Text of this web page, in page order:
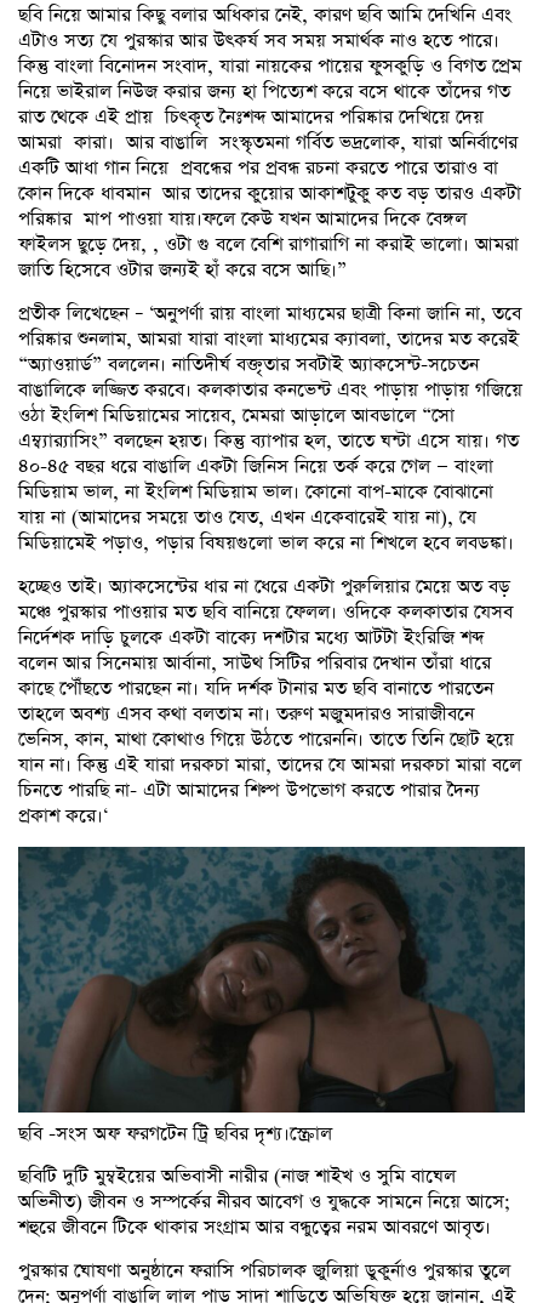
ছবি নিয়ে আমার কিছু বলার অধিকার নেই, কারণ ছবি আমি দেখিনি এবং
এটাও সত্য যে পুরস্কার আর উৎকর্ষ সব সময় সমার্থক নাও হতে পারে।
কিন্তু বাংলা বিনোদন সংবাদ, যারা নায়কের পায়ের ফুসকুড়ি ও বিগত প্রেম
নিয়ে ভাইরাল নিউজ করার জন্য হা পিত্যেশ করে বসে থাকে তাঁদের গত
রাত থেকে এই প্রায় চিৎকৃত নৈঃশব্দ আমাদের পরিষ্কার দেখিয়ে দেয়
আমরা কারা। আর বাঙালি সংস্কৃতমনা গর্বিত ভদ্রলোক, যারা অনির্বাণের
একটি আধা গান নিয়ে প্রবন্ধের পর প্রবন্ধ রচনা করতে পারে তারাও বা
কোন দিকে ধাবমান আর তাদের কুয়োর আকাশটুকু কত বড় তারও একটা
পরিষ্কার মাপ পাওয়া যায়।ফলে কেউ যখন আমাদের দিকে বেঙ্গল
ফাইলস ছুড়ে দেয়, , ওটা গু বলে বেশি রাগারাগি না করাই ভালো। আমরা
জাতি হিসেবে ওটার জন্যই হাঁ করে বসে আছি।”
প্রতীক লিখেছেন – ‘অনুপর্ণা রায় বাংলা মাধ্যমের ছাত্রী কিনা জানি না, তবে
পরিষ্কার শুনলাম, আমরা যারা বাংলা মাধ্যমের ক্যাবলা, তাদের মত করেই
“অ্যাওয়ার্ড” বললেন। নাতিদীর্ঘ বক্তৃতার সবটাই অ্যাকসেন্ট-সচেতন
বাঙালিকে লজ্জিত করবে। কলকাতার কনভেন্ট এবং পাড়ায় পাড়ায় গজিয়ে
ওঠা ইংলিশ মিডিয়ামের সায়েব, মেমরা আড়ালে আবডালে “সো
এম্ব্যার‍্যাসিং” বলছেন হয়ত। কিন্তু ব্যাপার হল, তাতে ঘন্টা এসে যায়। গত
৪০-৪৫ বছর ধরে বাঙালি একটা জিনিস নিয়ে তর্ক করে গেল — বাংলা
মিডিয়াম ভাল, না ইংলিশ মিডিয়াম ভাল। কোনো বাপ-মাকে বোঝানো
যায় না (আমাদের সময়ে তাও যেত, এখন একেবারেই যায় না), যে
মিডিয়ামেই পড়াও, পড়ার বিষয়গুলো ভাল করে না শিখলে হবে লবডঙ্কা।
হচ্ছেও তাই। অ্যাকসেন্টের ধার না ধেরে একটা পুরুলিয়ার মেয়ে অত বড়
মঞ্চে পুরস্কার পাওয়ার মত ছবি বানিয়ে ফেলল। ওদিকে কলকাতার যেসব
নির্দেশক দাড়ি চুলকে একটা বাক্যে দশটার মধ্যে আটটা ইংরিজি শব্দ
বলেন আর সিনেমায় আর্বানা, সাউথ সিটির পরিবার দেখান তাঁরা ধারে
কাছে পৌঁছতে পারছেন না। যদি দর্শক টানার মত ছবি বানাতে পারতেন
তাহলে অবশ্য এসব কথা বলতাম না। তরুণ মজুমদারও সারাজীবনে
ভেনিস, কান, মাথা কোথাও গিয়ে উঠতে পারেননি। তাতে তিনি ছোট হয়ে
যান না। কিন্তু এই যারা দরকচা মারা, তাদের যে আমরা দরকচা মারা বলে
চিনতে পারছি না- এটা আমাদের শিল্প উপভোগ করতে পারার দৈন্য
প্রকাশ করে।‘
ছবি -সংস অফ ফরগটেন ট্রি ছবির দৃশ্য।স্ক্রোল
ছবিটি দুটি মুম্বইয়ের অভিবাসী নারীর (নাজ শাইখ ও সুমি বাঘেল
অভিনীত) জীবন ও সম্পর্কের নীরব আবেগ ও যুদ্ধকে সামনে নিয়ে আসে;
শহুরে জীবনে টিকে থাকার সংগ্রাম আর বন্ধুত্বের নরম আবরণে আবৃত।
পুরস্কার ঘোষণা অনুষ্ঠানে ফরাসি পরিচালক জুলিয়া ডুকুর্নাও পুরস্কার তুলে
দেন; অনুপর্ণা বাঙালি লাল পাড় সাদা শাড়িতে অভিষিক্ত হয়ে জানান, এই